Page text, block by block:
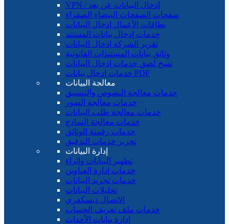
VPN / إدخال البيانات عن بعد
صفحات الصفحات البيضاء الصفراء
بطاقات الأعمال إدخال البيانات
خدمات إدخال بيانات المستند
تقرير الشركة إدخال البيانات
وثائق بيانات المستندات القانونية
نسخ لصق خدمات إدخال البيانات
خدمات إدخال بيانات PDF
معالجة البيانات
خدمات معالجة النصوص والتنسيق
خدمات معالجة الصور
خدمات معالجة طلب البيانات
خدمات معالجة النماذج
خدمات رقمنة الوثائق
تحرير خدمات التدقيق
إدارة البيانات
تطهير البيانات وإثراء
خدمات إدارة العناوين
خدمات تجريد البيانات
تحليلات البيانات
الاتصال ديسكفري
خدمات ملف تعريف الحساب
إدارة بيانات الأحداث